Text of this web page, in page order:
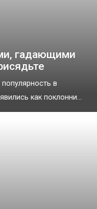
гадающими
в
как поклонни...